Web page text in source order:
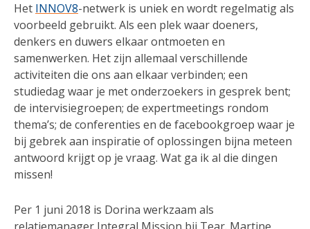
Het INNOV8-netwerk is uniek en wordt regelmatig als
voorbeeld gebruikt. Als een plek waar doeners,
denkers en duwers elkaar ontmoeten en
samenwerken. Het zijn allemaal verschillende
activiteiten die ons aan elkaar verbinden; een
studiedag waar je met onderzoekers in gesprek bent;
de intervisiegroepen; de expertmeetings rondom
thema’s; de conferenties en de facebookgroep waar je
bij gebrek aan inspiratie of oplossingen bijna meteen
antwoord krijgt op je vraag. Wat ga ik al die dingen
missen!
Per 1 juni 2018 is Dorina werkzaam als